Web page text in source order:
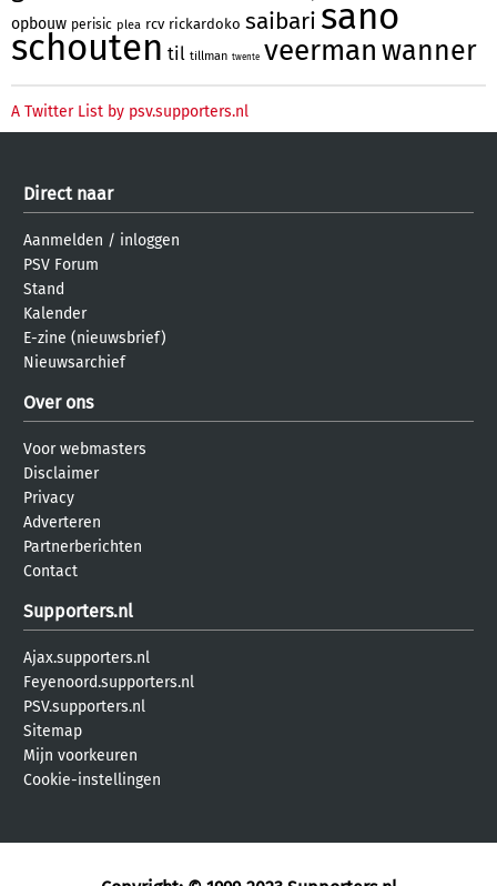
opbouw perisic plea rcv rickardoko saibari sano
schouten til tillman twente veerman wanner
A Twitter List by psv.supporters.nl
Direct naar
Aanmelden / inloggen
PSV Forum
Stand
Kalender
E-zine (nieuwsbrief)
Nieuwsarchief
Over ons
Voor webmasters
Disclaimer
Privacy
Adverteren
Partnerberichten
Contact
Supporters.nl
Ajax.supporters.nl
Feyenoord.supporters.nl
PSV.supporters.nl
Sitemap
Mijn voorkeuren
Cookie-instellingen